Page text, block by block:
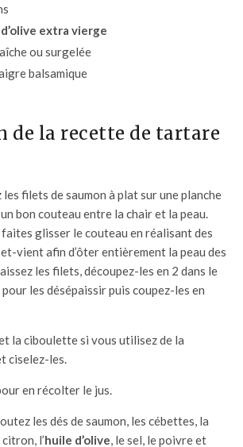
extra vierge
ou surgelée
balsamique
de la recette de tartare
les filets de saumon à plat sur une planche
bon couteau entre la chair et la peau.
glisser le couteau en réalisant des
vient afin d’ôter entièrement la peau des
les filets, découpez-les en 2 dans le
les désépaissir puis coupez-les en
la ciboulette si vous utilisez de la
ciselez-les.
en récolter le jus.
les dés de saumon, les cébettes, la
l’huile d’olive, le sel, le poivre et